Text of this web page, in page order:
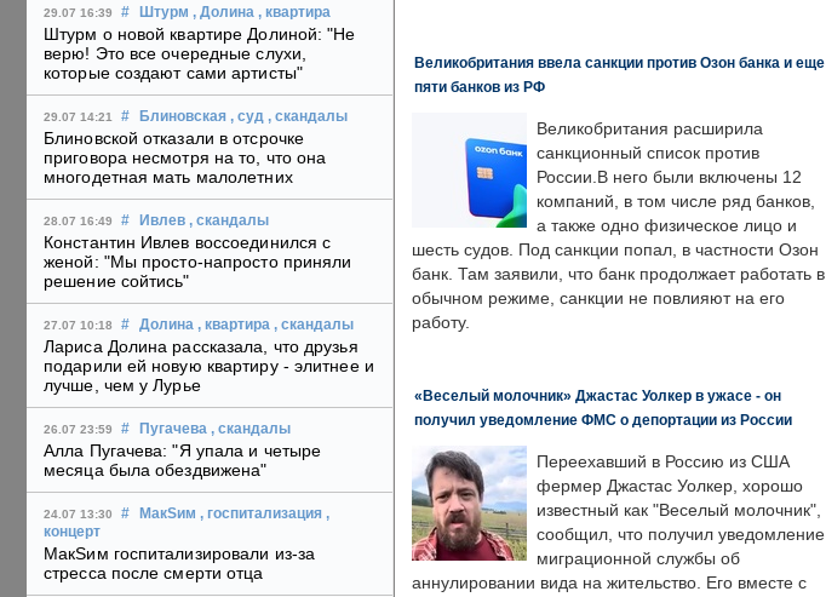
29.07 16:39 # Штурм , Долина , квартира
Штурм о новой квартире Долиной: "Не
верю! Это все очередные слухи,
которые создают сами артисты"
29.07 14:21 # Блиновская , суд , скандалы
Блиновской отказали в отсрочке
приговора несмотря на то, что она
многодетная мать малолетних
28.07 16:49 # Ивлев , скандалы
Константин Ивлев воссоединился с
женой: "Мы просто-напросто приняли
решение сойтись"
27.07 10:18 # Долина , квартира , скандалы
Лариса Долина рассказала, что друзья
подарили ей новую квартиру - элитнее и
лучше, чем у Лурье
26.07 23:59 # Пугачева , скандалы
Алла Пугачева: "Я упала и четыре
месяца была обездвижена"
24.07 13:30 # МакSим , госпитализация ,
концерт
МакSим госпитализировали из-за
стресса после смерти отца
Великобритания ввела санкции против Озон банка и еще
пяти банков из РФ
Великобритания расширила
санкционный список против
России.В него были включены 12
компаний, в том числе ряд банков,
а также одно физическое лицо и
шесть судов. Под санкции попал, в частности Озон
банк. Там заявили, что банк продолжает работать в
обычном режиме, санкции не повлияют на его
работу.
«Веселый молочник» Джастас Уолкер в ужасе - он
получил уведомление ФМС о депортации из России
Переехавший в Россию из США
фермер Джастас Уолкер, хорошо
известный как "Веселый молочник",
сообщил, что получил уведомление
миграционной службы об
аннулировании вида на жительство. Его вместе с